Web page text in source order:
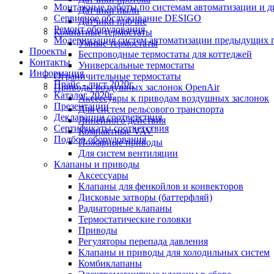
Монтажные работы по системам автоматизации и
Сервисное обслуживание DESIGO
Ремонт оборудования
Модернизация систем автоматизации
Проекты
Контакты
Информация
Прайс - лист 2020г.
Каталог 2020г.
Презентации
Декларации соответствия
Сертификаты соответствия
Подбор оборудования
Датчики пыли
Датчики прочие
Комнатные термостаты
Умные термостаты
Беспроводные термостаты для коттеджей
Универсальные термостаты
Ограничительные термостаты
Приводы воздушных заслонок OpenAir
Аксессуары к приводам воздушных заслонок
Для систем рельсового транспорта
Линейного действия
Компактные VAV
Пожарные приводы
Для систем вентиляции
Клапаны и приводы
Аксессуары
Клапаны для фенкойлов и конвекторов
Дисковые затворы (баттерфляй)
Радиаторные клапаны
Термостатические головки
Приводы
Регуляторы перепада давления
Клапаны и приводы для холодильных систем
Комбиклапаны